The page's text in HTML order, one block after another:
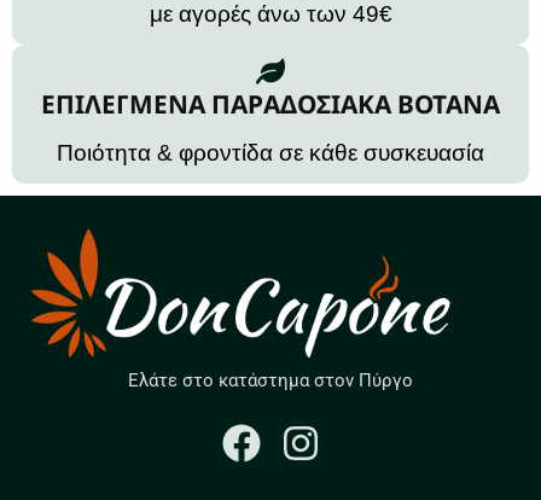
με αγορές άνω των 49€
ΕΠΙΛΕΓΜΕΝΑ ΠΑΡΑΔΟΣΙΑΚΑ ΒΟΤΑΝΑ
Ποιότητα & φροντίδα σε κάθε συσκευασία
Ελάτε στο κατάστημα στον Πύργο